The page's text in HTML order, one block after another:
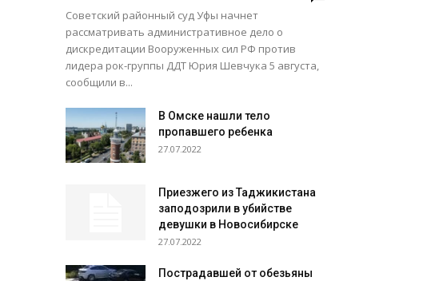
Советский районный суд Уфы начнет
рассматривать административное дело о
дискредитации Вооруженных сил РФ против
лидера рок-группы ДДТ Юрия Шевчука 5 августа,
сообщили в...
В Омске нашли тело
пропавшего ребенка
27.07.2022
Приезжего из Таджикистана
заподозрили в убийстве
девушки в Новосибирске
27.07.2022
Пострадавшей от обезьяны